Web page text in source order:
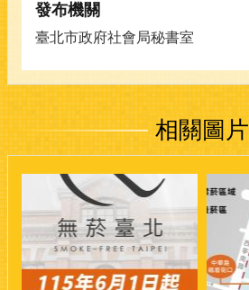
發布機關
臺北市政府社會局秘書室
相關圖片